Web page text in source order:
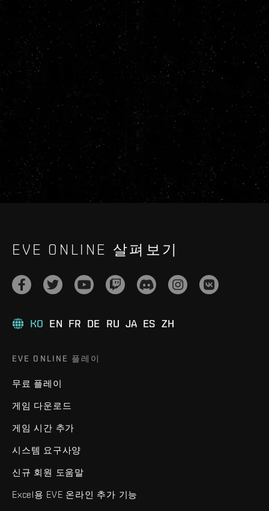
EVE ONLINE 살펴보기
KO EN FR DE RU JA ES ZH
EVE ONLINE 플레이
무료 플레이
게임 다운로드
게임 시간 추가
시스템 요구사양
신규 회원 도움말
Excel용 EVE 온라인 추가 기능